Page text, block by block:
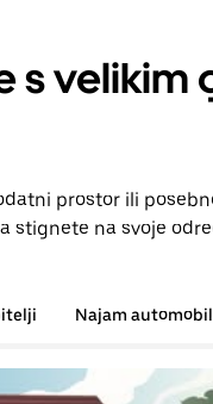
s
prostor ili
stignete na svoje
Najam